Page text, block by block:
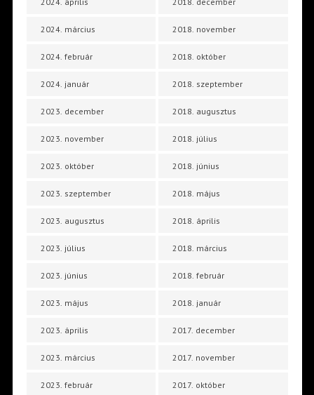
2024. március
2024. február
2024. január
2023. december
2023. november
2023. október
2023. szeptember
2023. augusztus
2023. július
2023. június
2023. május
2023. április
2023. március
2023. február
2018. november
2018. október
2018. szeptember
2018. augusztus
2018. július
2018. június
2018. május
2018. április
2018. március
2018. február
2018. január
2017. december
2017. november
2017. október